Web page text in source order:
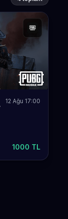
11 12 Ağu 17:00
1000 TL